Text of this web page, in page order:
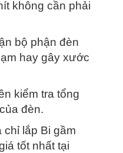
không cần phải
bộ phận đèn
hay gây xước
kiểm tra tổng
đèn.
chỉ lắp Bi gầm
tốt nhất tại